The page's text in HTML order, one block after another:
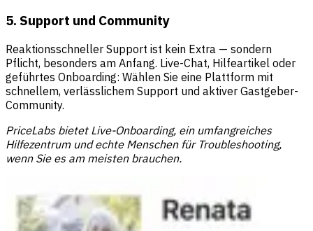
5. Support und Community
Reaktionsschneller Support ist kein Extra — sondern
Pflicht, besonders am Anfang. Live-Chat, Hilfeartikel oder
geführtes Onboarding: Wählen Sie eine Plattform mit
schnellem, verlässlichem Support und aktiver Gastgeber-
Community.
PriceLabs bietet Live-Onboarding, ein umfangreiches
Hilfezentrum und echte Menschen für Troubleshooting,
wenn Sie es am meisten brauchen.